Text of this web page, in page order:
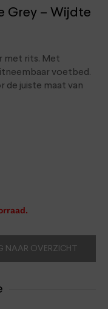
Grey – Wijdte
met rits. Met
voetbed.
de juiste maat van
NAAR OVERZICHT